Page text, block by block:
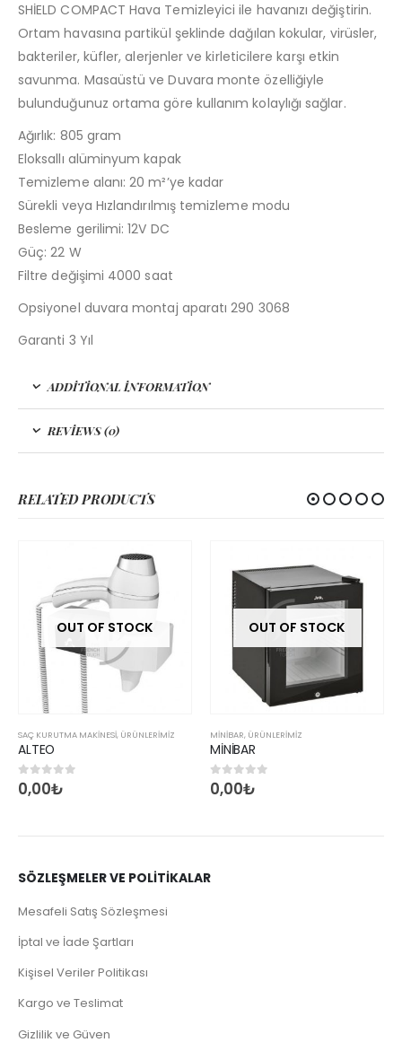
SHİELD COMPACT Hava Temizleyici ile havanızı değiştirin.
Ortam havasına partikül şeklinde dağılan kokular, virüsler,
bakteriler, küfler, alerjenler ve kirleticilere karşı etkin
savunma. Masaüstü ve Duvara monte özelliğiyle
bulunduğunuz ortama göre kullanım kolaylığı sağlar.
Ağırlık: 805 gram
Eloksallı alüminyum kapak
Temizleme alanı: 20 m²’ye kadar
Sürekli veya Hızlandırılmış temizleme modu
Besleme gerilimi: 12V DC
Güç: 22 W
Filtre değişimi 4000 saat
Opsiyonel duvara montaj aparatı 290 3068
Garanti 3 Yıl
ADDITIONAL INFORMATION
REVIEWS (0)
RELATED PRODUCTS
OUT OF STOCK
SAÇ KURUTMA MAKINESI, ÜRÜNLERİMİZ
ALTEO
05 üzerinden
0,00₺
OUT OF STOCK
MINIBAR, ÜRÜNLERİMİZ
MİNİBAR
05 üzerinden
0,00₺
SÖZLEŞMELER VE POLİTİKALAR
Mesafeli Satış Sözleşmesi
İptal ve İade Şartları
Kişisel Veriler Politikası
Kargo ve Teslimat
Gizlilik ve Güven